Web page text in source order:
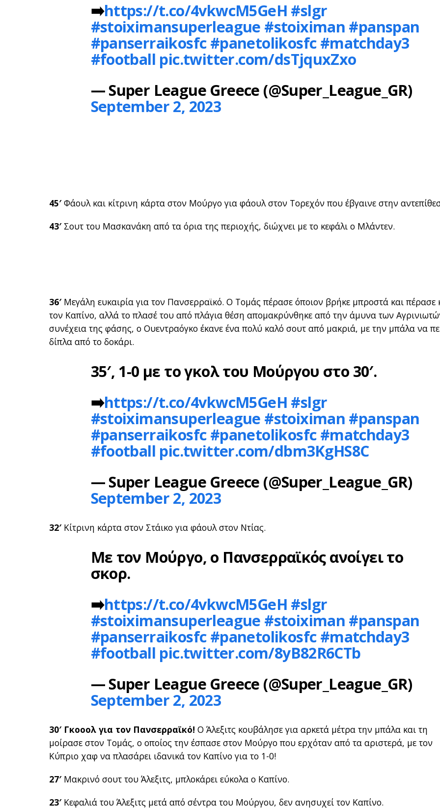
➡️https://t.co/4vkwcM5GeH #slgr
#stoiximansuperleague #stoiximan #panspan
#panserraikosfc #panetolikosfc #matchday3
#football pic.twitter.com/dsTjquxZxo
— Super League Greece (@Super_League_GR)
September 2, 2023
45′Φάουλ και κίτρινη κάρτα στον Μούργο για φάουλ στον Τορεχόν που έβγαινε στην
43′Σουτ του Μασκανάκη από τα όρια της περιοχής, διώχνει με το κεφάλι ο Μλάντεν.
36′Μεγάλη ευκαιρία για τον Πανσερραϊκό. Ο Τομάς πέρασε όποιον βρήκε μπροστά και πέρασε
τον Καπίνο, αλλά το πλασέ του από πλάγια θέση απομακρύνθηκε από την άμυνα των
συνέχεια της φάσης, ο Ουεντραόγκο έκανε ένα πολύ καλό σουτ από μακριά, με την μπάλα να
δίπλα από το δοκάρι.
35′, 1-0 με το γκολ του Μούργου στο 30′.
➡️https://t.co/4vkwcM5GeH #slgr
#stoiximansuperleague #stoiximan #panspan
#panserraikosfc #panetolikosfc #matchday3
#football pic.twitter.com/dbm3KgHS8C
— Super League Greece (@Super_League_GR)
September 2, 2023
32′Κίτρινη κάρτα στον Στάικο για φάουλ στον Ντίας.
Με τον Μούργο, ο Πανσερραϊκός ανοίγει το
σκορ.
➡️https://t.co/4vkwcM5GeH #slgr
#stoiximansuperleague #stoiximan #panspan
#panserraikosfc #panetolikosfc #matchday3
#football pic.twitter.com/8yB82R6CTb
— Super League Greece (@Super_League_GR)
September 2, 2023
30′ Γκοοολ για τον Πανσερραϊκό! Ο Άλεξιτς κουβάλησε για αρκετά μέτρα την μπάλα και τη
μοίρασε στον Τομάς, ο οποίος την έσπασε στον Μούργο που ερχόταν από τα αριστερά, με τον
Κύπριο χαφ να πλασάρει ιδανικά τον Καπίνο για το 1-0!
27′Μακρινό σουτ του Άλεξιτς, μπλοκάρει εύκολα ο Καπίνο.
23′Κεφαλιά του Άλεξιτς μετά από σέντρα του Μούργου, δεν ανησυχεί τον Καπίνο.